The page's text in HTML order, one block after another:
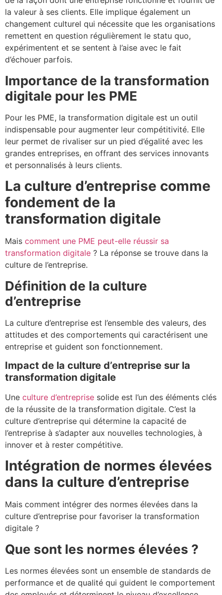
la valeur à ses clients. Elle implique également un
changement culturel qui nécessite que les organisations
remettent en question régulièrement le statu quo,
expérimentent et se sentent à l’aise avec le fait
d’échouer parfois.
Importance de la transformation
digitale pour les PME
Pour les PME, la transformation digitale est un outil
indispensable pour augmenter leur compétitivité. Elle
leur permet de rivaliser sur un pied d’égalité avec les
grandes entreprises, en offrant des services innovants
et personnalisés à leurs clients.
La culture d’entreprise comme
fondement de la
transformation digitale
Mais comment une PME peut-elle réussir sa
transformation digitale ? La réponse se trouve dans la
culture de l’entreprise.
Définition de la culture
d’entreprise
La culture d’entreprise est l’ensemble des valeurs, des
attitudes et des comportements qui caractérisent une
entreprise et guident son fonctionnement.
Impact de la culture d’entreprise sur la
transformation digitale
Une culture d’entreprise solide est l’un des éléments clés
de la réussite de la transformation digitale. C’est la
culture d’entreprise qui détermine la capacité de
l’entreprise à s’adapter aux nouvelles technologies, à
innover et à rester compétitive.
Intégration de normes élevées
dans la culture d’entreprise
Mais comment intégrer des normes élevées dans la
culture d’entreprise pour favoriser la transformation
digitale ?
Que sont les normes élevées ?
Les normes élevées sont un ensemble de standards de
performance et de qualité qui guident le comportement